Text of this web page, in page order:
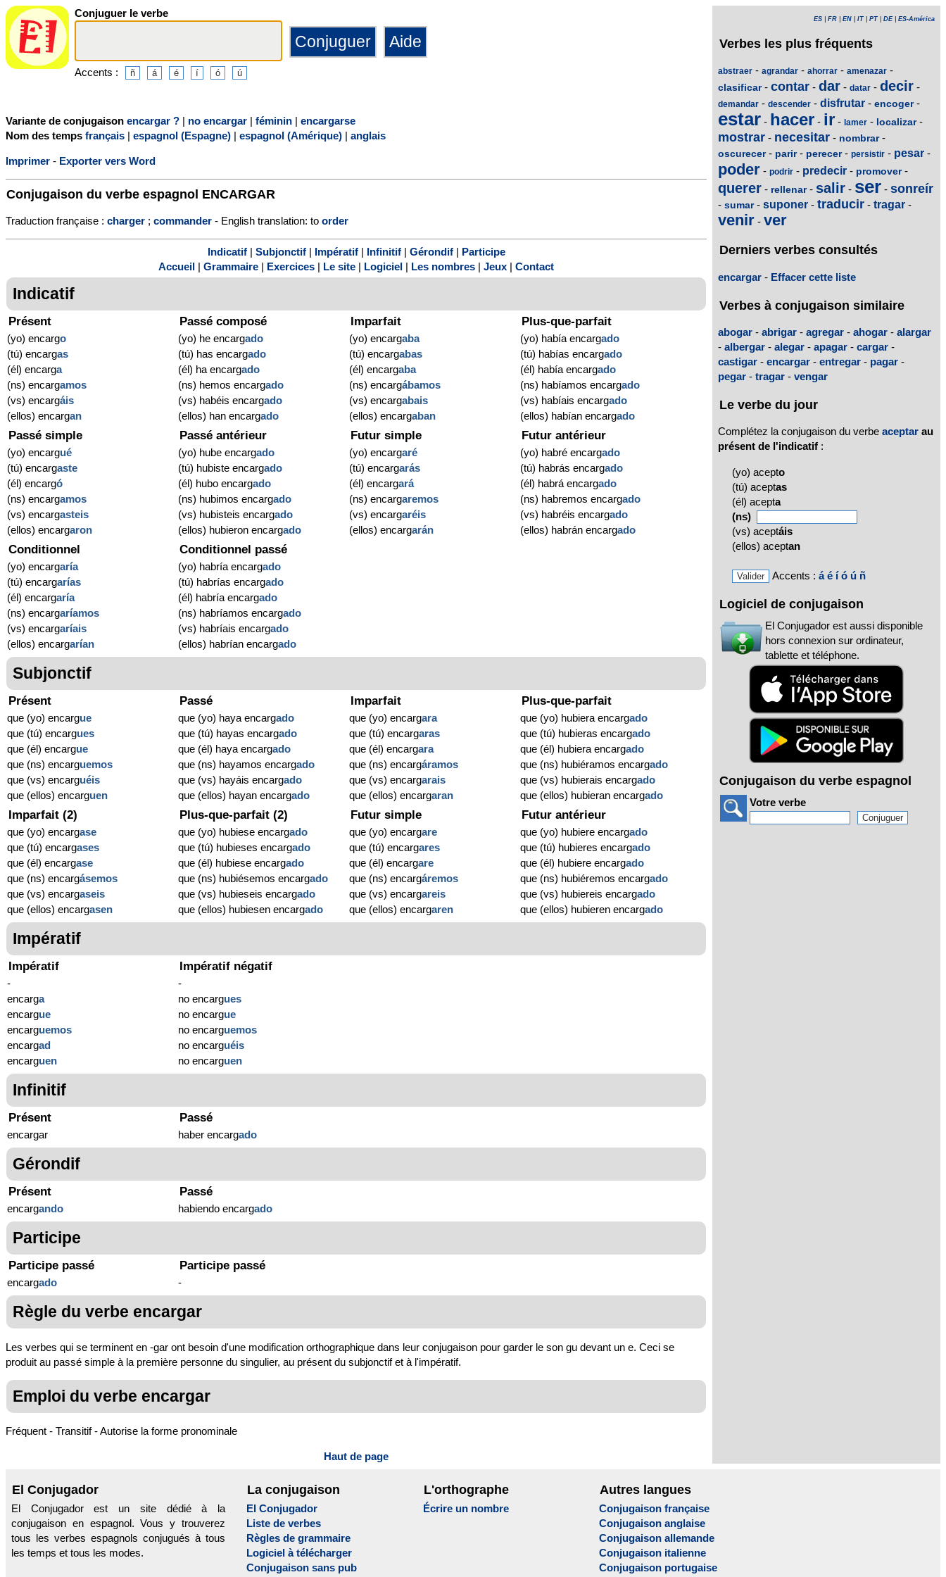
Conjuguer le verbe
Accents :
Variante de conjugaison encargar ? | no encargar | féminin | encargarse
Nom des temps français | espagnol (Espagne) | espagnol (Amérique) | anglais
Imprimer - Exporter vers Word
Conjugaison du verbe espagnol ENCARGAR
Traduction française : charger ; commander - English translation: to order
Indicatif| Subjonctif| Impératif| Infinitif| Gérondif|
Participe
Accueil
Grammaire Exercices Le site Logiciel Les nombres Jeux Contact
Indicatif
Présent
(yo) encargo
(tú) encargas
(él) encarga
(ns) encargamos
(vs) encargáis
(ellos) encargan
Passé composé
(yo) he encargado
(tú) has encargado
(él) ha encargado
(ns) hemos encargado
(vs) habéis encargado
(ellos) han encargado
Imparfait
(yo) encargaba
(tú) encargabas
(él) encargaba
(ns) encargábamos
(vs) encargabais
(ellos) encargaban
Plus-que-parfait
(yo) había encargado
(tú) habías encargado
(él) había encargado
(ns) habíamos encargado
(vs) habíais encargado
(ellos) habían encargado
Passé simple
(yo) encargué
(tú) encargaste
(él) encargó
(ns) encargamos
(vs) encargasteis
(ellos) encargaron
Passé antérieur
(yo) hube encargado
(tú) hubiste encargado
(él) hubo encargado
(ns) hubimos encargado
(vs) hubisteis encargado
(ellos) hubieron encargado
Futur simple
(yo) encargaré
(tú) encargarás
(él) encargará
(ns) encargaremos
(vs) encargaréis
(ellos) encargarán
Futur antérieur
(yo) habré encargado
(tú) habrás encargado
(él) habrá encargado
(ns) habremos encargado
(vs) habréis encargado
(ellos) habrán encargado
Conditionnel
(yo) encargaría
(tú) encargarías
(él) encargaría
(ns) encargaríamos
(vs) encargaríais
(ellos) encargarían
Conditionnel passé
(yo) habría encargado
(tú) habrías encargado
(él) habría encargado
(ns) habríamos encargado
(vs) habríais encargado
(ellos) habrían encargado
Subjonctif
Présent
que (yo) encargue
que (tú) encargues
que (él) encargue
que (ns) encarguemos
que (vs) encarguéis
que (ellos) encarguen
Passé
que (yo) haya encargado
que (tú) hayas encargado
que (él) haya encargado
que (ns) hayamos encargado
que (vs) hayáis encargado
que (ellos) hayan encargado
Imparfait
que (yo) encargara
que (tú) encargaras
que (él) encargara
que (ns) encargáramos
que (vs) encargarais
que (ellos) encargaran
Plus-que-parfait
que (yo) hubiera encargado
que (tú) hubieras encargado
que (él) hubiera encargado
que (ns) hubiéramos encargado
que (vs) hubierais encargado
que (ellos) hubieran encargado
Imparfait (2)
que (yo) encargase
que (tú) encargases
que (él) encargase
que (ns) encargásemos
que (vs) encargaseis
que (ellos) encargasen
Plus-que-parfait (2)
que (yo) hubiese encargado
que (tú) hubieses encargado
que (él) hubiese encargado
que (ns) hubiésemos encargado
que (vs) hubieseis encargado
que (ellos) hubiesen encargado
Futur simple
que (yo) encargare
que (tú) encargares
que (él) encargare
que (ns) encargáremos
que (vs) encargareis
que (ellos) encargaren
Futur antérieur
que (yo) hubiere encargado
que (tú) hubieres encargado
que (él) hubiere encargado
que (ns) hubiéremos encargado
que (vs) hubiereis encargado
que (ellos) hubieren encargado
Impératif
Impératif
-
encarga
encargue
encarguemos
encargad
encarguen
Impératif négatif
-
no encargues
no encargue
no encarguemos
no encarguéis
no encarguen
Infinitif
Présent
encargar
Passé
haber encargado
Gérondif
Présent
encargando
Passé
habiendo encargado
Participe
Participe passé
encargado
Participe passé
-
Règle du verbe encargar
Les verbes qui se terminent en -gar ont besoin d'une modification orthographique dans leur conjugaison pour garder le son gu devant un e. Ceci se
produit au passé simple à la première personne du singulier, au présent du subjonctif et à l'impératif.
Emploi du verbe encargar
Fréquent - Transitif - Autorise la forme pronominale
Haut de page
ES FR EN IT PT DE| ES-América
Verbes les plus fréquents
abstraer - agrandar - ahorrar - amenazar -
clasificar- contar - dar - datar - decir -
demandar - descender - disfrutar - encoger-
estar - hacer - ir - lamer - localizar-
mostrar - necesitar - nombrar-
oscurecer- parir- perecer- persistir - pesar -
poder - podrir - predecir - promover-
querer - rellenar- salir - ser - sonreír
- sumar- suponer - traducir - tragar -
venir - ver
Derniers verbes consultés
encargar - Effacer cette liste
Verbes à conjugaison similaire
abogar - abrigar - agregar - ahogar - alargar
- albergar - alegar - apagar - cargar -
castigar - encargar - entregar - pagar -
pegar - tragar - vengar
Le verbe du jour
Complétez la conjugaison du verbe aceptar au
présent de l'indicatif :
(yo) acepto
(tú) aceptas
(él) acepta
(ns)
(vs) aceptáis
(ellos) aceptan
Accents : á é í ó ú ñ
Logiciel de conjugaison
El Conjugador est aussi disponible
hors connexion sur ordinateur,
tablette et téléphone.
Conjugaison du verbe espagnol
Votre verbe
El Conjugador
El Conjugador est un site dédié à la
conjugaison en espagnol. Vous y trouverez
tous les verbes espagnols conjugués à tous
les temps et tous les modes.
La conjugaison
El Conjugador
Liste de verbes
Règles de grammaire
Logiciel à télécharger
Conjugaison sans pub
L'orthographe
Écrire un nombre
Autres langues
Conjugaison française
Conjugaison anglaise
Conjugaison allemande
Conjugaison italienne
Conjugaison portugaise